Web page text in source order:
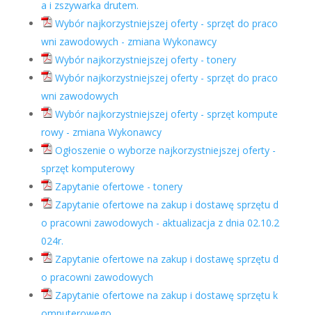
a i zszywarka drutem.
Wybór najkorzystniejszej oferty - sprzęt do praco
wni zawodowych - zmiana Wykonawcy
Wybór najkorzystniejszej oferty - tonery
Wybór najkorzystniejszej oferty - sprzęt do praco
wni zawodowych
Wybór najkorzystniejszej oferty - sprzęt kompute
rowy - zmiana Wykonawcy
Ogłoszenie o wyborze najkorzystniejszej oferty -
sprzęt komputerowy
Zapytanie ofertowe - tonery
Zapytanie ofertowe na zakup i dostawę sprzętu d
o pracowni zawodowych - aktualizacja z dnia 02.10.2
024r.
Zapytanie ofertowe na zakup i dostawę sprzętu d
o pracowni zawodowych
Zapytanie ofertowe na zakup i dostawę sprzętu k